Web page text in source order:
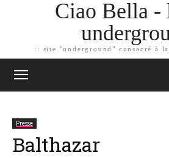
Ciao Bella -
:: site "underground" consacré à la
Presse
Balthazar